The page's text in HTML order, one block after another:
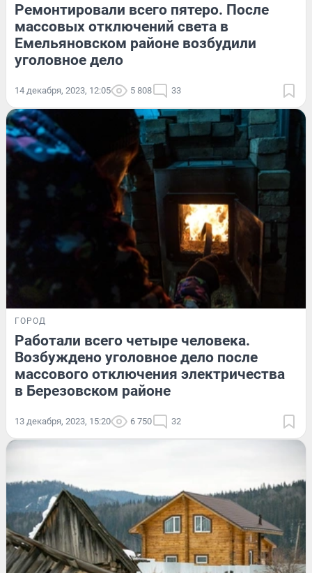
Ремонтировали всего пятеро. После
массовых отключений света в
Емельяновском районе возбудили
уголовное дело
14 декабря, 2023, 12:05 5 808 33
ГОРОД
Работали всего четыре человека.
Возбуждено уголовное дело после
массового отключения электричества
в Березовском районе
13 декабря, 2023, 15:20 6 750 32